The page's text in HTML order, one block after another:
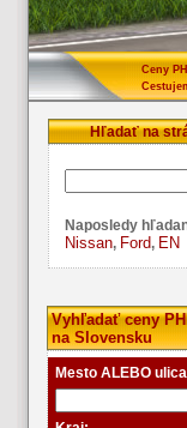
Ceny
Hľadať na
Naposledy
Nissan, Ford, EN
Vyhľadať ceny
na Slovensku
Mesto ALEBO